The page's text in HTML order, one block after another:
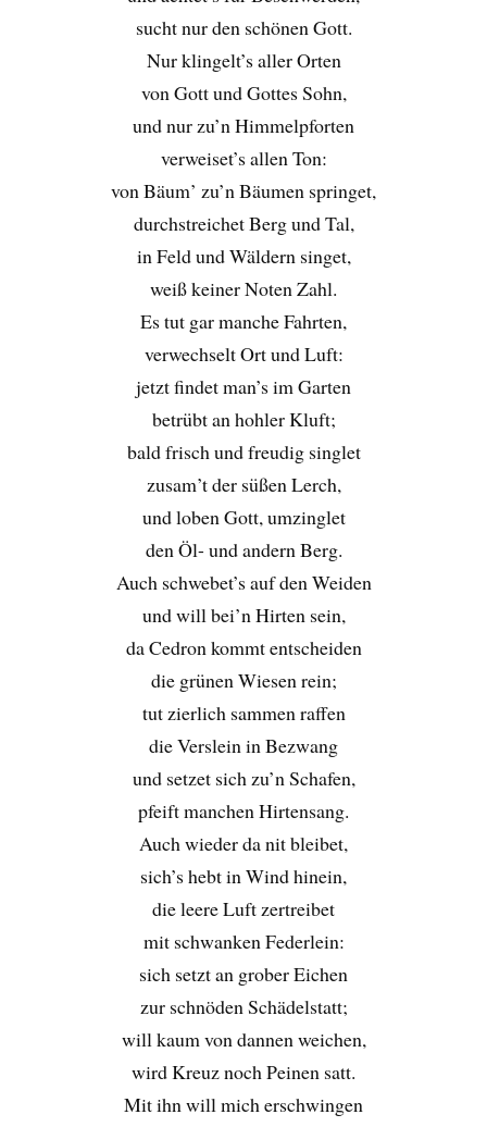
sucht nur den schönen Gott.
Nur klingelt’s aller Orten
von Gott und Gottes Sohn,
und nur zu’n Himmelpforten
verweiset’s allen Ton:
von Bäum’ zu’n Bäumen springet,
durchstreichet Berg und Tal,
in Feld und Wäldern singet,
weiß keiner Noten Zahl.
Es tut gar manche Fahrten,
verwechselt Ort und Luft:
jetzt findet man’s im Garten
betrübt an hohler Kluft;
bald frisch und freudig singlet
zusam’t der süßen Lerch,
und loben Gott, umzinglet
den Öl- und andern Berg.
Auch schwebet’s auf den Weiden
und will bei’n Hirten sein,
da Cedron kommt entscheiden
die grünen Wiesen rein;
tut zierlich sammen raffen
die Verslein in Bezwang
und setzet sich zu’n Schafen,
pfeift manchen Hirtensang.
Auch wieder da nit bleibet,
sich’s hebt in Wind hinein,
die leere Luft zertreibet
mit schwanken Federlein:
sich setzt an grober Eichen
zur schnöden Schädelstatt;
will kaum von dannen weichen,
wird Kreuz noch Peinen satt.
Mit ihn will mich erschwingen